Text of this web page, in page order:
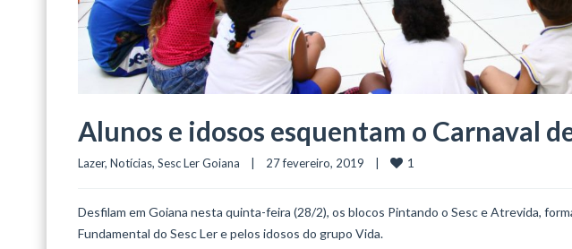
Alunos e idosos esquentam o Carnaval
Lazer, Notícias, Sesc Ler Goiana
    |    27 fevereiro, 2019    |
1
Desfilam em Goiana nesta quinta-feira (28/2), os blocos Pintando o Sesc e Atrevida,
Fundamental do Sesc Ler e pelos idosos do grupo Vida.